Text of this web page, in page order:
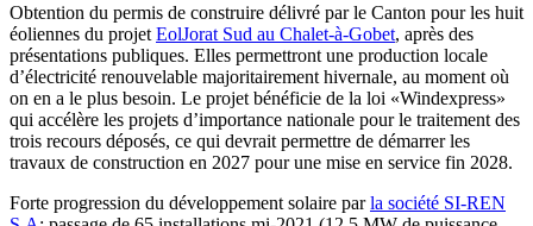
Obtention du permis de construire délivré par le Canton pour les huit
éoliennes du projet EolJorat Sud au Chalet-à-Gobet, après des
présentations publiques. Elles permettront une production locale
d’électricité renouvelable majoritairement hivernale, au moment où
on en a le plus besoin. Le projet bénéficie de la loi «Windexpress»
qui accélère les projets d’importance nationale pour le traitement des
trois recours déposés, ce qui devrait permettre de démarrer les
travaux de construction en 2027 pour une mise en service fin 2028.
Forte progression du développement solaire parla société SI-REN